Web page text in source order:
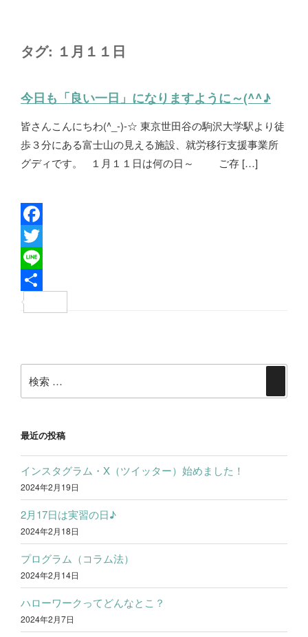
タグ: １月１１日
今日も「良い一日」になりますように～(^^♪
皆さんこんにちわ(^_-)-☆ 東京世田谷の駒沢大学駅より徒
歩３分にある富士山の見える施設、就労移行支援事業所
グディです。 １月１１日は何の日～ ご存 […]
F
a
c
e
o
T
w
i
e
L
i
ナ
ビ
ー
シ
ョ
ン
索:
索
最近の投稿
インスタグラム・X（ツイッター）始めました！
2024年2月19日
2月17日は実習の日♪
2024年2月18日
プログラム（コラム法）
2024年2月14日
ハローワークってどんなとこ？
2024年2月7日